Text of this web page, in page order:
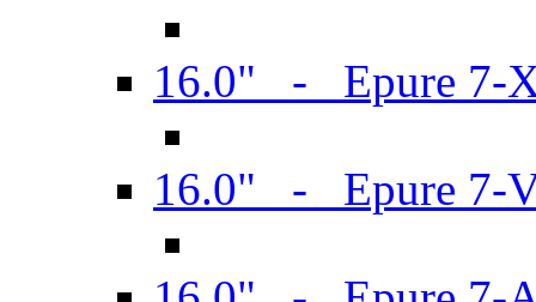
16.0" - Epure 7-
16.0" - Epure 7-